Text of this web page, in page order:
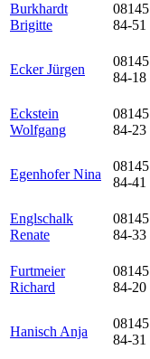
Burkhardt
Brigitte
08145
84-51
Ecker Jürgen
08145
84-18
Eckstein
Wolfgang
08145
84-23
Egenhofer Nina
08145
84-41
Englschalk
Renate
08145
84-33
Furtmeier
Richard
08145
84-20
Hanisch Anja
08145
84-31